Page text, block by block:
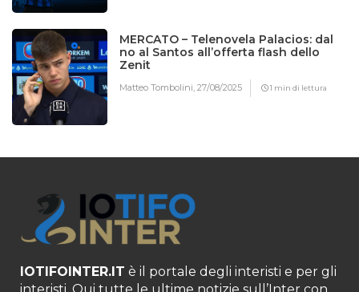
MERCATO – Telenovela Palacios: dal
no al Santos all’offerta flash dello
Zenit
Matteo Tombolini,27/08/2025 1 min di lettura
IOTIFOINTER.IT è il portale degli interisti e per gli